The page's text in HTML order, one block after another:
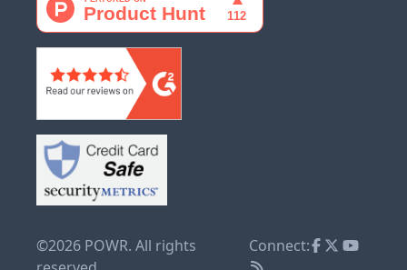
©2026 POWR. All rights
Connect: